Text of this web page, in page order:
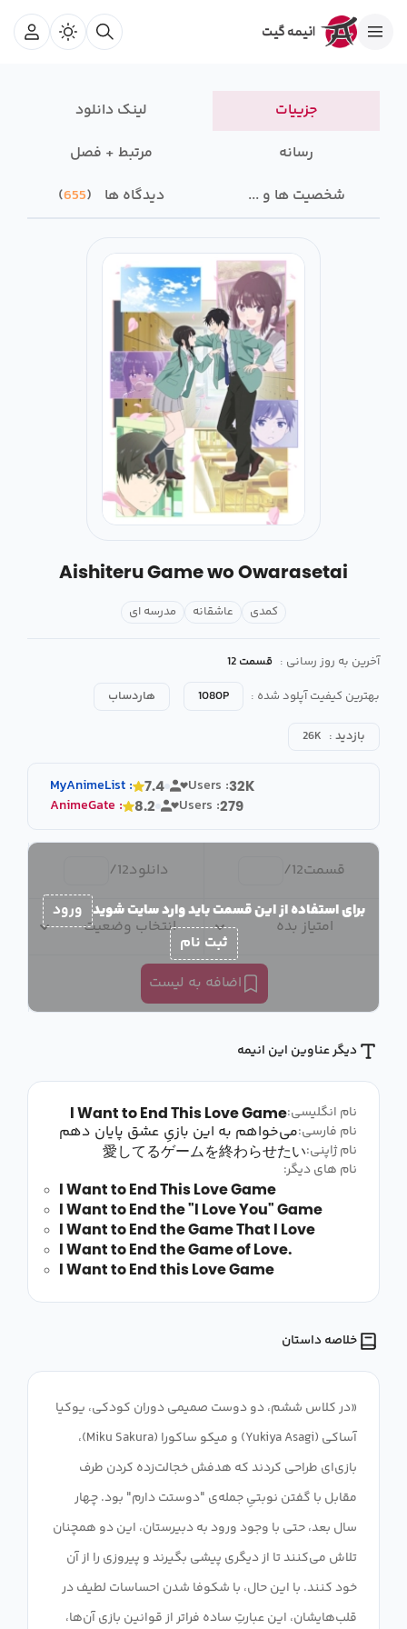
جزییات
لینک دانلود
رسانه‌
مرتبط + فصل
شخصیت ها و ...
دیدگاه ها 655
Aishiteru Game wo Owarasetai
کمدی عاشقانه مدرسه ای
آخرین به روز رسانی : قسمت 12
بهترین کیفیت آپلود شده :
1080P هاردساب
بازدید : 26K
MyAnimeList : 7.4 Users :32K
AnimeGate : 8.2 Users :279
قسمت12
/ دانلود12
/
امتیاز بده انتخاب وضعیت
اضافه به لیست
برای استفاده از این قسمت باید وارد سایت شوید ورود
ثبت نام
دیگر عناوین این انیمه
نام انگلیسی:I Want to End This Love Game
نام فارسی:می‌خواهم به این بازیِ عشق پایان دهم
نام ژاپنی:愛してるゲームを終わらせたい
نام های دیگر:
I Want to End This Love Game
I Want to End the "I Love You" Game
I Want to End the Game That I Love
I Want to End the Game of Love.
I Want to End this Love Game
خلاصه داستان
«در کلاس ششم، دو دوست صمیمی دوران کودکی، یوکیا
آساکی (Yukiya Asagi) و میکو ساکورا (Miku Sakura)،
بازی‌ای طراحی کردند که هدفش خجالت‌زده کردن طرف
مقابل با گفتن نوبتیِ جمله‌ی "دوستت دارم" بود. چهار
سال بعد، حتی با وجود ورود به دبیرستان، این دو همچنان
تلاش می‌کنند تا از دیگری پیشی بگیرند و پیروزی را از آن
خود کنند. با این حال، با شکوفا شدن احساسات لطیف در
قلب‌هایشان، این عبارتِ ساده فراتر از قوانین بازی آن‌ها،